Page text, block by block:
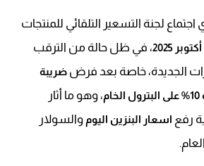
لجنة التسعير التلقائي للمنتجات
أكتوبر 2025
، في ظل حالة من الترقب
الجديدة، خاصة بعد فرض ضريبة
، وهو ما أثار
رفع اسعار البنزين اليوم والسولار